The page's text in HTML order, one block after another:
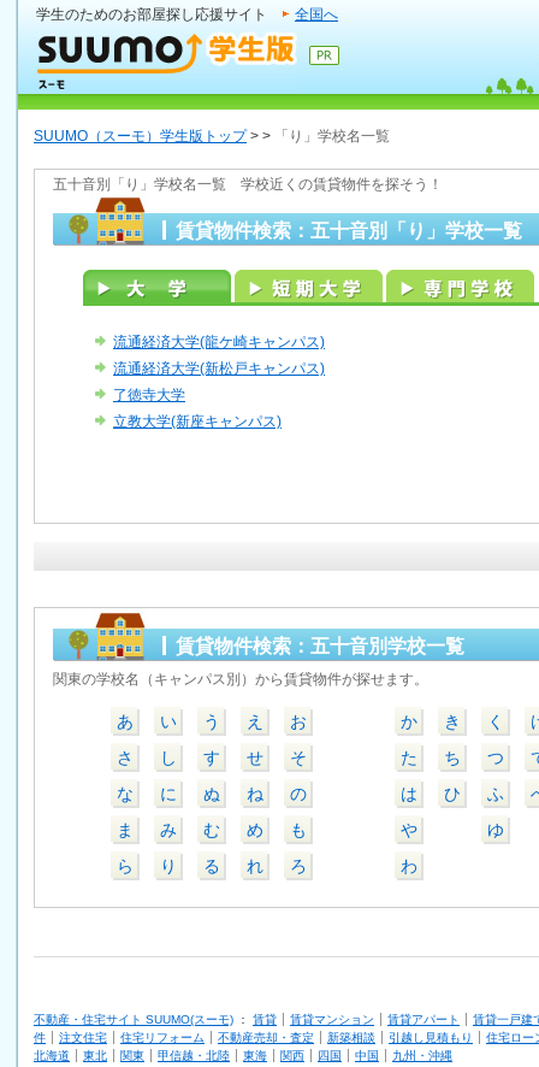
学生のためのお部屋探し応援サイト 全国へ
SUUMO（スーモ）学生版トップ> > 「り」学校名一覧
五十音別「り」学校名一覧 学校近くの賃貸物件を探そう！
賃貸物件検索：五十音別「り」学校一覧
流通経済大学(龍ケ崎キャンパス)
流通経済大学(新松戸キャンパス)
了徳寺大学
立教大学(新座キャンパス)
賃貸物件検索：五十音別学校一覧
関東の学校名（キャンパス別）から賃貸物件が探せます。
あ い う え
お
さ
し す せ
そ
な
に ぬ ね
の
ま
み む め
も
ら
り る れ ろ
か き く
た
ち つ
は
ひ ふ
や
ゆ
わ
不動産・住宅サイト SUUMO(スーモ) ： 賃貸 賃貸マンション 賃貸アパート
賃貸一戸建
件
注文住宅 住宅リフォーム 不動産売却・査定 新築相談 引越し見積もり
住宅ロー
北海道
東北 関東 甲信越・北陸 東海 関西 四国 中国 九州・沖縄